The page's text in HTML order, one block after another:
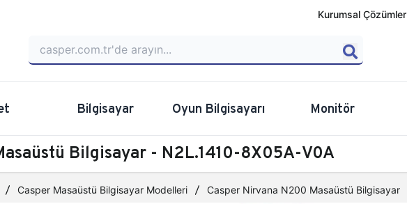
Kurumsal Çözümler
Bilgisayar Oyun Bilgisayarı Monitör
Bilgisayar - N2L.1410-8X05A-V0A
Casper Masaüstü Bilgisayar Modelleri Casper Nirvana N200 Masaüstü Bilgisayar